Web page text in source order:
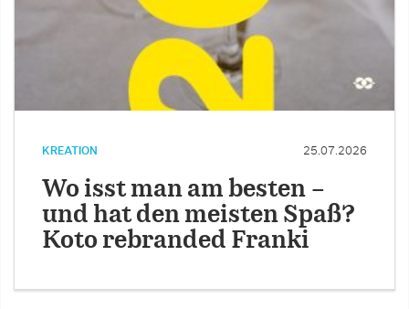
KREATION 25.07.2026
Wo isst man am besten –
und hat den meisten Spaß?
Koto rebranded Franki